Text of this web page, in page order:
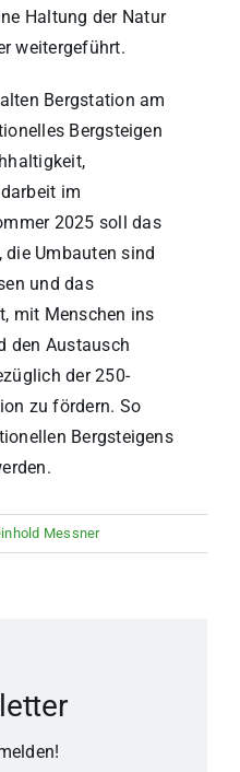
Haltung der Natur
weitergeführt.
Bergstation am
Bergsteigen
im
2025 soll das
Umbauten sind
und das
mit Menschen ins
den Austausch
der 250-
zu fördern. So
Bergsteigens
Messner